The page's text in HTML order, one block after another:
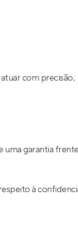
com precisão;
garantia
à